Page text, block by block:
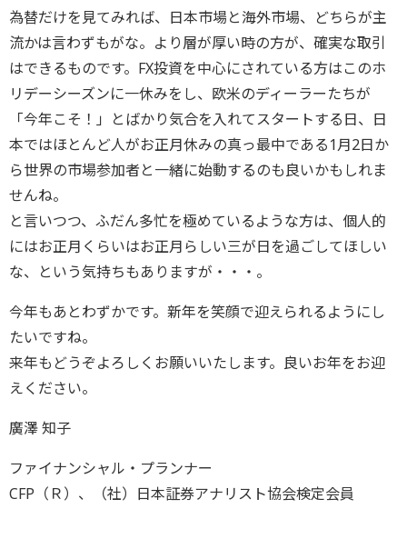
為替だけを見てみれば、日本市場と海外市場、どちらが主
流かは言わずもがな。より層が厚い時の方が、確実な取引
はできるものです。FX投資を中心にされている方はこのホ
リデーシーズンに一休みをし、欧米のディーラーたちが
「今年こそ！」とばかり気合を入れてスタートする日、日
本ではほとんど人がお正月休みの真っ最中である1月2日か
ら世界の市場参加者と一緒に始動するのも良いかもしれま
せんね。
と言いつつ、ふだん多忙を極めているような方は、個人的
にはお正月くらいはお正月らしい三が日を過ごしてほしい
な、という気持ちもありますが・・・。
今年もあとわずかです。新年を笑顔で迎えられるようにし
たいですね。
来年もどうぞよろしくお願いいたします。良いお年をお迎
えください。
廣澤 知子
ファイナンシャル・プランナー
CFP（Ｒ）、（社）日本証券アナリスト協会検定会員